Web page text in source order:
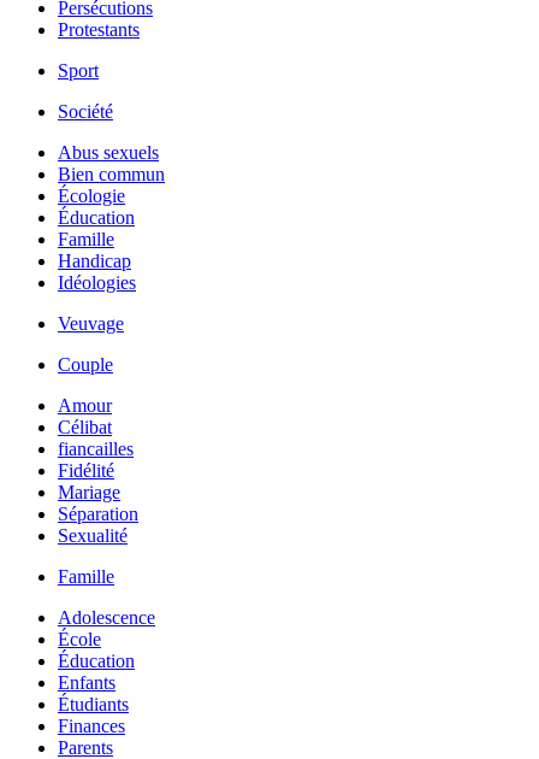
Persécutions
Protestants
Sport
Société
Abus sexuels
Bien commun
Écologie
Éducation
Famille
Handicap
Idéologies
Veuvage
Couple
Amour
Célibat
fiancailles
Fidélité
Mariage
Séparation
Sexualité
Famille
Adolescence
École
Éducation
Enfants
Étudiants
Finances
Parents